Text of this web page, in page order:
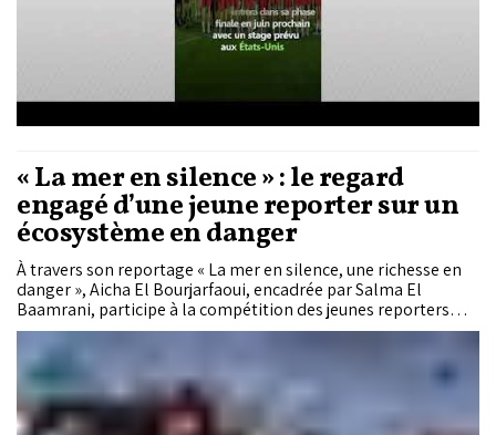
« La mer en silence » : le regard
engagé d’une jeune reporter sur un
écosystème en danger
À travers son reportage « La mer en silence, une richesse en
danger », Aicha El Bourjarfaoui, encadrée par Salma El
Baamrani, participe à la compétition des jeunes reporters
avec une analyse sensible et éclairée des enjeux
environnementaux. Pollution, changements climatiques,
fragilité des écosystèmes marins... un travail qui interpelle et
invite à réfléchir.